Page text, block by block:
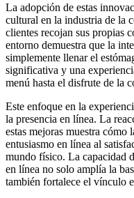
La adopción de estas
cultural en la industria de la
clientes recojan sus propias
entorno demuestra que la
simplemente llenar el
significativa y una
menú hasta el disfrute de la
Este enfoque en la
la presencia en línea. La
estas mejoras muestra cómo
entusiasmo en línea al
mundo físico. La capacidad
en línea no solo amplía la
también fortalece el vínculo